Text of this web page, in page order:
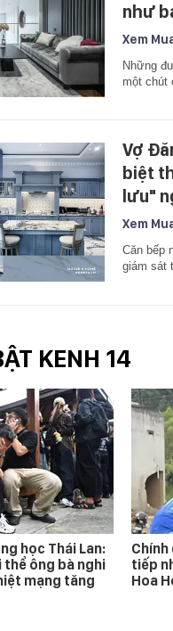
như
Xem
Những
một chút
Vợ
biệt
lưu"
Xem
Căn bếp
giám sát
KENH 14
học Thái Lan:
thể ông bà nghi
mạng tăng
Chính
tiếp
Hoa